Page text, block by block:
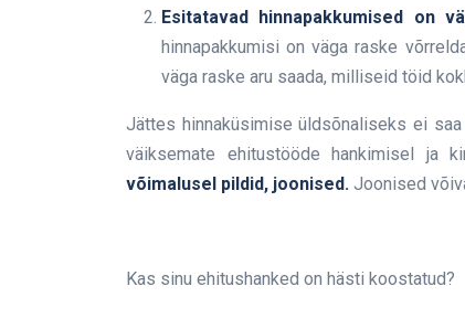
Esitatavad hinnapakkumised on
hinnapakkumisi on väga raske
väga raske aru saada, milliseid töid
Jättes hinnaküsimise üldsõnaliseks ei
väiksemate ehitustööde hankimisel ja
võimalusel pildid, joonised. Joonised
Kas sinu ehitushanked on hästi koostatud?